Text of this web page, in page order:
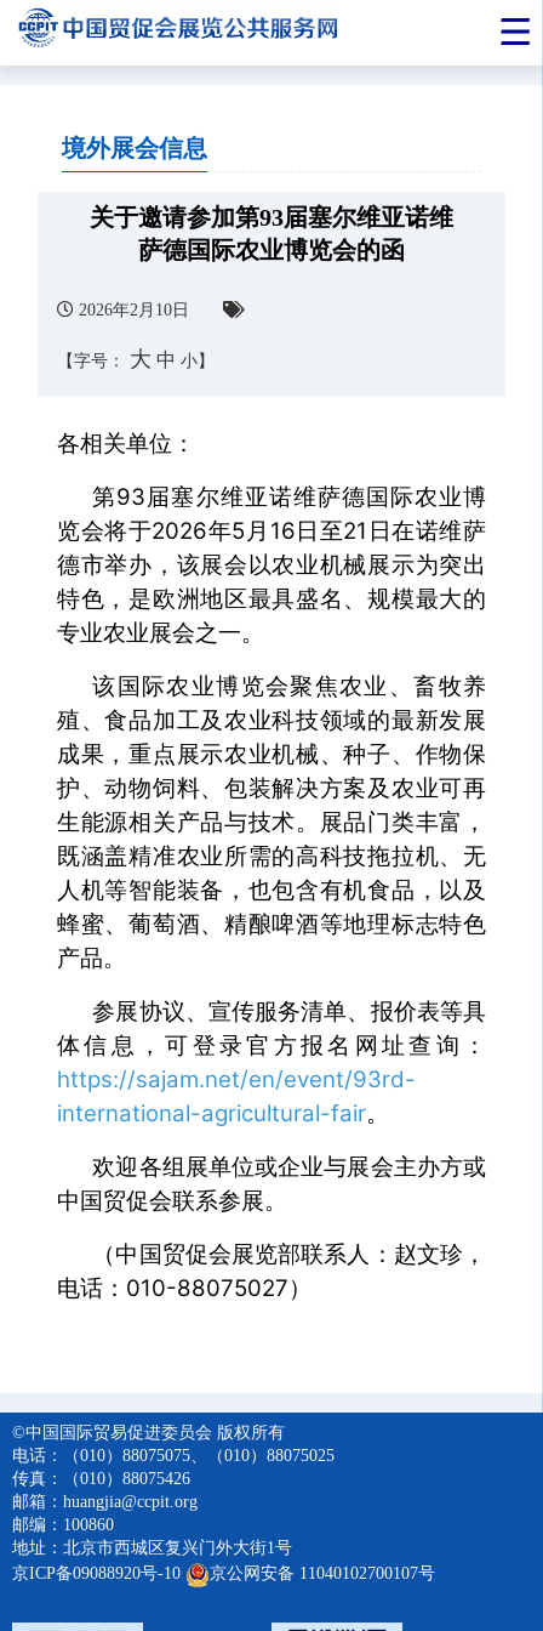
境外展会信息
关于邀请参加第93届塞尔维亚诺维
萨德国际农业博览会的函
2026年2月10日
【字号： 大 中 小】
各相关单位：
第93届塞尔维亚诺维萨德国际农业博
览会将于2026年5月16日至21日在诺维萨
德市举办，该展会以农业机械展示为突出
特色，是欧洲地区最具盛名、规模最大的
专业农业展会之一。
该国际农业博览会聚焦农业、畜牧养
殖、食品加工及农业科技领域的最新发展
成果，重点展示农业机械、种子、作物保
护、动物饲料、包装解决方案及农业可再
生能源相关产品与技术。展品门类丰富，
既涵盖精准农业所需的高科技拖拉机、无
人机等智能装备，也包含有机食品，以及
蜂蜜、葡萄酒、精酿啤酒等地理标志特色
产品。
参展协议、宣传服务清单、报价表等具
体信息，可登录官方报名网址查询：
https://sajam.net/en/event/93rd-
international-agricultural-fair。
欢迎各组展单位或企业与展会主办方或
中国贸促会联系参展。
（中国贸促会展览部联系人：赵文珍，
电话：010-88075027）
©中国国际贸易促进委员会 版权所有
电话：（010）88075075、（010）88075025
传真：（010）88075426
邮箱：huangjia@ccpit.org
邮编：100860
地址：北京市西城区复兴门外大街1号
京ICP备09088920号-10
京公网安备 11040102700107号